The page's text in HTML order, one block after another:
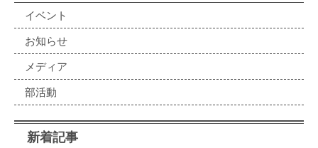
イベント
お知らせ
メディア
部活動
新着記事